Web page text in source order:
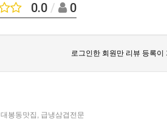
0.0 / 0
로그인한 회원만 리뷰 등록이
대봉동맛집 , 급냉삼겹전문